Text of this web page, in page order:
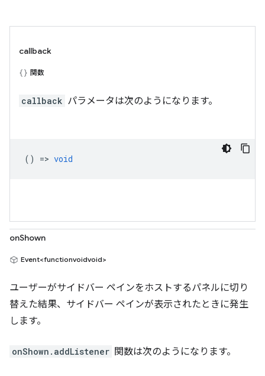
callback
関数
callback パラメータは次のようになります。
() => void
onShown
Event<functionvoidvoid>
ユーザーがサイドバー ペインをホストするパネルに切り
替えた結果、サイドバー ペインが表示されたときに発生
します。
onShown.addListener 関数は次のようになります。